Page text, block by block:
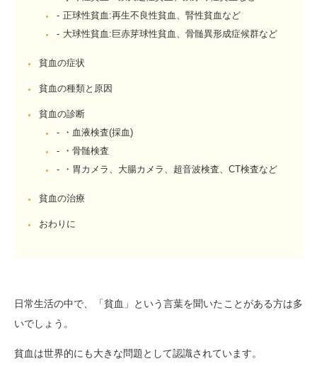
正球性貧血:再生不良性貧血、腎性貧血など
大球性貧血:巨赤芽球性貧血、骨髄異形成症候群など
貧血の症状
貧血の種類と原因
貧血の診断
・血液検査(採血)
・骨髄検査
・胃カメラ、大腸カメラ、超音波検査、CT検査など
貧血の治療
おわりに
日常生活の中で、「貧血」という言葉を聞いたことがある方は多
いでしょう。
貧血は世界的にも大きな問題として認識されています。